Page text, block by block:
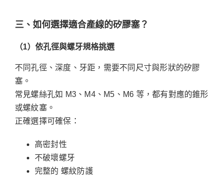
三、如何選擇適合產線的矽膠塞？
（1）依孔徑與螺牙規格挑選
不同孔徑、深度、牙距，需要不同尺寸與形狀的矽膠
塞。
常見螺絲孔如 M3、M4、M5、M6 等，都有對應的錐形
或螺紋塞。
正確選擇可確保：
高密封性
不破壞螺牙
完整的 螺紋防護